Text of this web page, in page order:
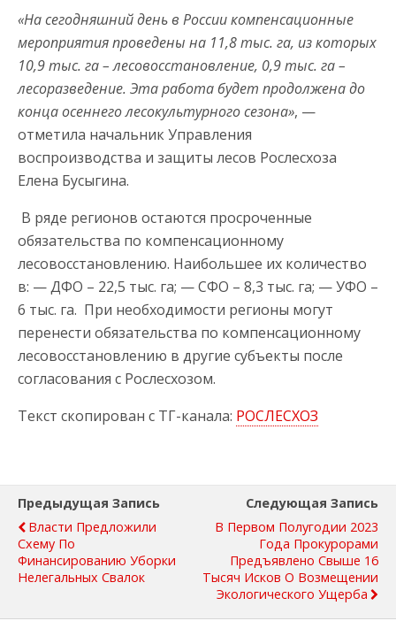
«На сегодняшний день в России компенсационные
мероприятия проведены на 11,8 тыс. га, из которых
10,9 тыс. га – лесовосстановление, 0,9 тыс. га –
лесоразведение. Эта работа будет продолжена до
конца осеннего лесокультурного сезона», —
отметила начальник Управления
воспроизводства и защиты лесов Рослесхоза
Елена Бусыгина.
В ряде регионов остаются просроченные
обязательства по компенсационному
лесовосстановлению. Наибольшее их количество
в: — ДФО – 22,5 тыс. га; — СФО – 8,3 тыс. га; — УФО –
6 тыс. га. При необходимости регионы могут
перенести обязательства по компенсационному
лесовосстановлению в другие субъекты после
согласования с Рослесхозом.
Текст скопирован с ТГ-канала: РОСЛЕСХОЗ
Предыдущая Запись
Власти Предложили
Схему По
Финансированию Уборки
Нелегальных Свалок
Следующая Запись
В Первом Полугодии 2023
Года Прокурорами
Предъявлено Свыше 16
Тысяч Исков О Возмещении
Экологического Ущерба